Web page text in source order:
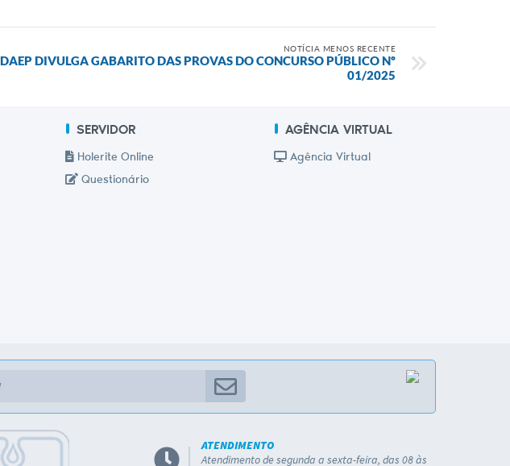
NOTÍCIA MENOS RECENTE
DAEP DIVULGA GABARITO DAS PROVAS DO CONCURSO PÚBLICO Nº
01/2025
SERVIDOR
Holerite Online
Questionário
AGÊNCIA VIRTUAL
Agência Virtual
ATENDIMENTO
Atendimento de segunda a sexta-feira, das 08 às